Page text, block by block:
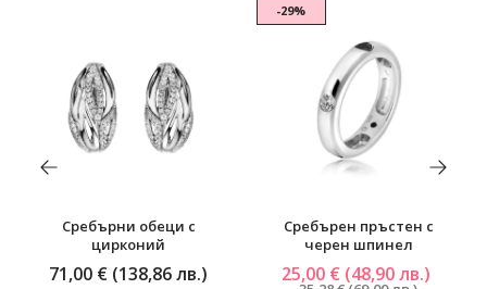
Сребърни обеци с
цирконий
71,00 € (138,86 лв.)
-29%
Сребърен пръстен с
черен шпинел
25,00 € (48,90 лв.)